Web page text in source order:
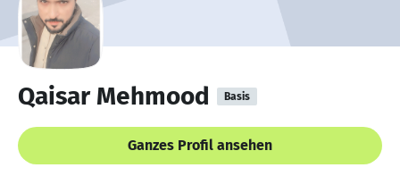
Qaisar Mehmood Basis
Ganzes Profil ansehen